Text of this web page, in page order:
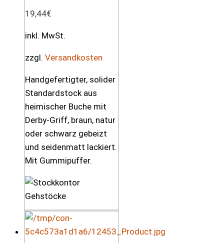
19,44€
inkl. MwSt.
zzgl. Versandkosten
Handgefertigter, solider
Standardstock aus
heimischer Buche mit
Derby-Griff, braun, natur
oder schwarz gebeizt
und seidenmatt lackiert.
Mit Gummipuffer.